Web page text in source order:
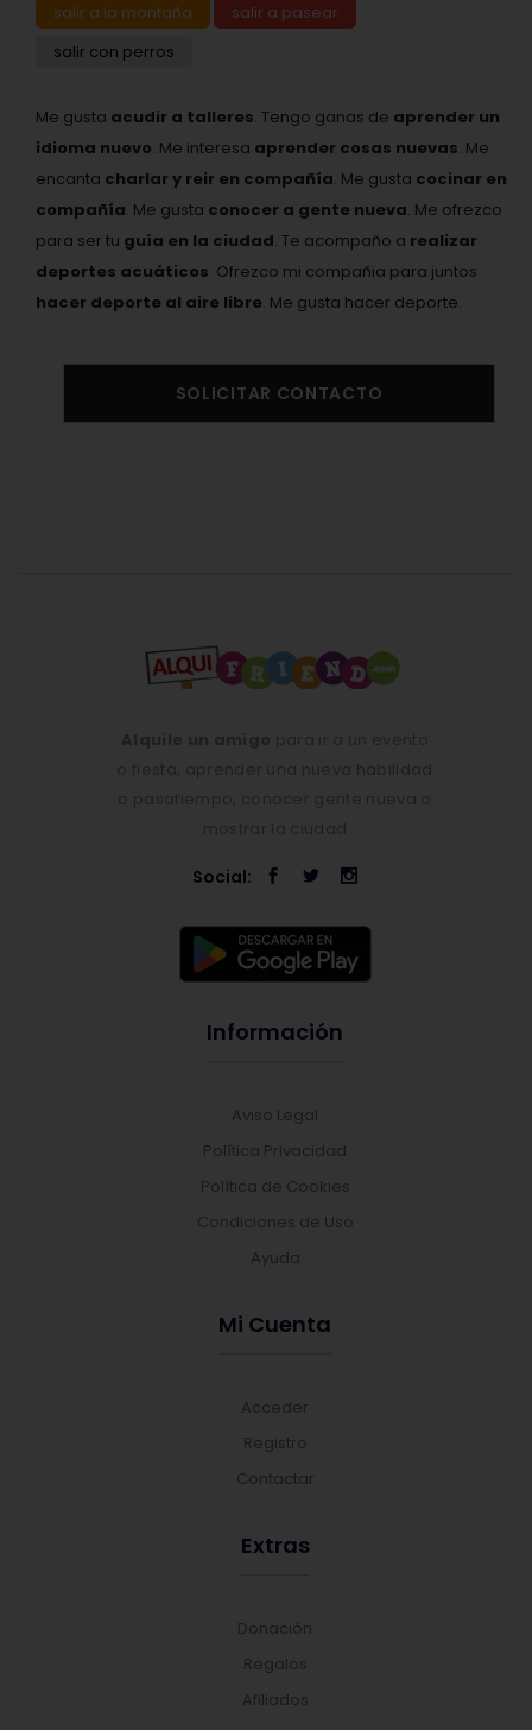
salir a la montaña
salir a pasear
salir con perros
Me gusta acudir a talleres. Tengo ganas de aprender un
idioma nuevo. Me interesa aprender cosas nuevas. Me
encanta charlar y reir en compañía. Me gusta cocinar en
compañía. Me gusta conocer a gente nueva. Me ofrezco
para ser tu guía en la ciudad. Te acompaño a realizar
deportes acuáticos. Ofrezco mi compañia para juntos
hacer deporte al aire libre. Me gusta hacer deporte.
SOLICITAR CONTACTO
Social:
Información
Aviso Legal
Política Privacidad
Política de Cookies
Condiciones de Uso
Ayuda
Mi Cuenta
Acceder
Registro
Contactar
Extras
Donación
Regalos
Afiliados